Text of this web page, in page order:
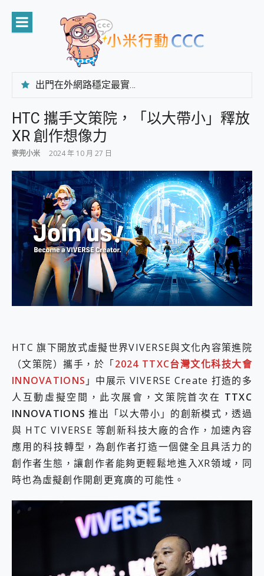
content
出門在外網路穩定最實在 「台灣大哥大」榮獲 4G/5G 在線率全球 NO.3 全台第一與全台六冠王實測心得，走到哪順到哪！
防窺黑科技 Galaxy S26 Ultra系列保護貼怎麼選？imos AR 低反光玻璃、藍寶石鏡頭貼與軍規防摔殼完整開箱評價
AI 支付 一錶搞定大小事 Xiaomi Watch 5 開箱 評測
超驚艷 讓人一眼就愛上 LENOVO 聯想 Yoga Book 9 14吋 AI輕薄筆電 開箱 評測
美到讓人超想擁有 moto pad 60 系列 與 Moto | Swarovski razr 60 冰藍限定版本 開箱 評測
好用的 EaseUS Partition Master 讓您輕鬆的移除與格式化有防寫保護的隨身碟或SD卡
一鍵修復模糊影片、舊照的 AI 好幫手! VideoProc Converter AI 新版全解析 × 年末優惠，一篇全看懂
小朋友才做選擇 投影機 RGB藍牙音響 氛圍情境燈 我通通都要！ Starfish 2 幻彩膠囊投影機｜結合「 智慧投影 & 煥彩流動 」的沈浸式生活新體驗
外型超吸晴~ 給您絕佳操控體驗 GravaStar Mercury K1 系列 異星機械鍵盤與 Mercury X 系列 輕量無線電競滑鼠 開箱 評測
開箱~變身「蜘蛛人」椅子軍師！MSI MPG 491CQP QD-OLED 超寬曲面電競螢幕，多工辦公、爽度滿滿的終極桌面體驗
iPhone 17 系列 有認證的防護來囉！ imos 首家導入 UL MCV 行銷宣告驗證的手機配件品牌
DJI Osmo Pocket 3 爽爽帶回家 歡慶 EaseUS 21 週年到來，「Slogan 海報徵稿活動」好康大放送
寶可夢飛人外掛iToolab AnyGo全新升級，GO Fest 五折優惠嗨翻天！支援 iOS/Android！
百倍變焦實測~ vivo X200 Pro 與 S25 Ultra 誰能滿足全場景拍攝需求？
超好用的 PLAUD NotePin AI 智慧錄音膠囊~ 您的AI 秘書已上線 每月免費送你 300分鐘轉寫
COMPUTEX 2025 來囉！AGI亞奇雷 AI・Gaming・創作儲存方案登場，趕快來AGI亞奇雷挑戰任務抽 PS5！
自帶線的 有線無線都能充 ONPRO MagReact M5 10000mAh 5合1 磁吸無線急速行動電源 開箱 評測
飛利浦 JS7310 ⚡【電急便｜行動儲能救車電源】 可靠的旅行夥伴！帶給您優異的安全性與強大供電效能
是螢幕也是電視! 一機超多用途「MSI微星 Modern MD272UPSW 27型」 4K IPS 輕薄商用智慧聯網螢幕 開箱 評測
您的專屬AI 助手 Yoga Slim 7 Aura Edition 觸控AI筆電 開箱 評測
realme 14 Pro 超硬軍規、冰感變色實測，realme 14 5G 遊戲戰鬥值爆表，效能x娛樂全都要！
iPhone、Apple Watch、AirPods耳機 三個設備充電一起搞定 ONPRO MagReact™ M3 3 in 1可攜摺疊無線充電器 開箱 評測
動靜皆宜「HUAWEI FreeArc」開放式耳掛耳機，無感配戴! 超穩超服貼，音質、通話也很優質
好玩好拍 vivo V50 ~ 口袋裡的 Zeiss 潮流攝影棚!
25種洗烘模式一機搞定! Roborock 衣莉莎白 H1 Neo分子篩洗脫烘 AI 滾筒洗衣機
給 MSI Claw 系列電競掌機 最完美的家 MSI Nest Docking Station 掌機專屬擴充底座 開箱 評測
B&O 精品級音響! Home+ 中嘉寬頻 SoundBox 劇院串流盒 開箱 評測
3 個超值 MHN 飛人工具分享~~ iToolab AnyGo 魔物獵人 Now飛人 ios教學 不出門也可以到處走
HTC 攜手文策院，「以大帶小」釋放
XR 創作想像力
麥兜小米 2024 年 10 月 27 日
HTC 旗下開放式虛擬世界VIVERSE與文化內容策進院
（文策院）攜手，於「2024 TTXC台灣文化科技大會
INNOVATIONS 」中展示 VIVERSE Create 打造的多
人互動虛擬空間，此次展會，文策院首次在 TTXC
INNOVATIONS 推出「以大帶小」的創新模式，透過
與 HTC VIVERSE 等創新科技大廠的合作，加速內容
應用的科技轉型，為創作者打造一個健全且具活力的
創作者生態，讓創作者能夠更輕鬆地進入XR領域，同
時也為虛擬創作開創更寬廣的可能性。